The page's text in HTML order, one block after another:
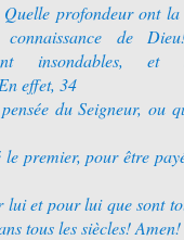
profondeur ont la
de
insondables, et
effet, 34
du Seigneur, ou
premier, pour être
lui et pour lui que sont
tous les siècles! Amen!